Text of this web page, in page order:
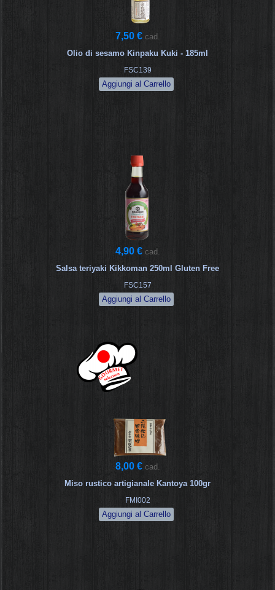
7,50 € cad.
Olio di sesamo Kinpaku Kuki - 185ml
FSC139
4,90 € cad.
Salsa teriyaki Kikkoman 250ml Gluten Free
FSC157
8,00 € cad.
Miso rustico artigianale Kantoya 100gr
FMI002